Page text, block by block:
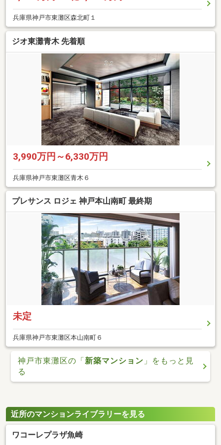
兵庫県神戸市東灘区森北町１
ジオ東灘青木 先着順
3,990万円～6,330万円
兵庫県神戸市東灘区青木６
プレサンス ロジェ 神戸本山南町 最終期
未定
兵庫県神戸市東灘区本山南町６
神戸市東灘区の「新築マンション 」をもっと見
る
近所のマンションライブラリーを見る
ワコーレプラザ魚崎